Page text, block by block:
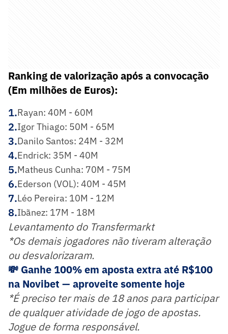
Ranking de valorização após a convocação
(Em milhões de Euros):
1.Rayan: 40M - 60M
2.Igor Thiago: 50M - 65M
3.Danilo Santos: 24M - 32M
4.Endrick: 35M - 40M
5.Matheus Cunha: 70M - 75M
6.Ederson (VOL): 40M - 45M
7.Léo Pereira: 10M - 12M
8.Ibãnez: 17M - 18M
Levantamento do Transfermarkt
*Os demais jogadores não tiveram alteração
ou desvalorizaram.
💸 Ganhe 100% em aposta extra até R$100
na Novibet — aproveite somente hoje
*É preciso ter mais de 18 anos para participar
de qualquer atividade de jogo de apostas.
Jogue de forma responsável.